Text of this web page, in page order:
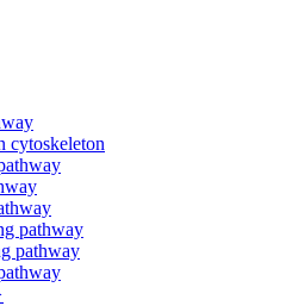
cytoskeleton
pathway
pathway